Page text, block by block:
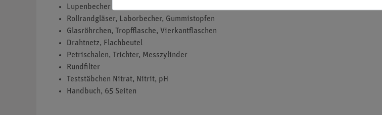
Lupenbecher
Rollrandgläser, Laborbecher, Gummistopfen
Glasröhrchen, Tropfflasche, Vierkantflaschen
Drahtnetz, Flachbeutel
Petrischalen, Trichter, Messzylinder
Rundfilter
Teststäbchen Nitrat, Nitrit, pH
Handbuch, 65 Seiten